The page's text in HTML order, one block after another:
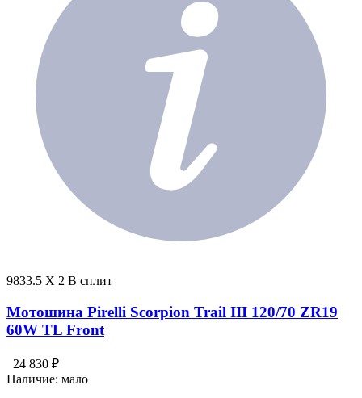
9833.5 X 2 В сплит
Мотошина Pirelli Scorpion Trail III 120/70 ZR19
60W TL Front
24 830 ₽
Наличие: мало